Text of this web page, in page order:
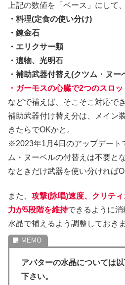
上記の数値を「ベース」にして
・料理(定食の使い分け)
・錬金石
・エリクサー類
・遺物、光明石
・補助武器付替え(クツム・ヌー
・ガーモスの心臓で2つのスロ
などで補えば、そこそこ対応で
補助武器付け替え分は、メイン
きたらでOKかと。
※2023年1月4日のアップデート
ム・ヌーベルの付替えは不要と
なときだけ武器を使い分ければ
また、 攻撃(詠唱)速度、クリテ
力が5段階を維持できるように
水晶で補えるよう調整しておき
アバターの水晶については
下さい。